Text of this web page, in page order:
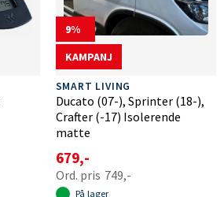
9
KAMPANJ
SMART LIVING
Ducato (07-), Sprinter (18-),
Crafter (-17) Isolerende
matte
679,-
749,-
På lager